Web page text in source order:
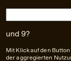
und 9?
Mit Klick auf den
der aggregierten